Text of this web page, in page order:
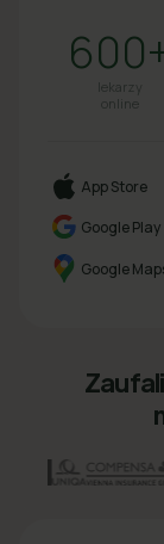
lekarzy
online
App Store
Google Play
Google